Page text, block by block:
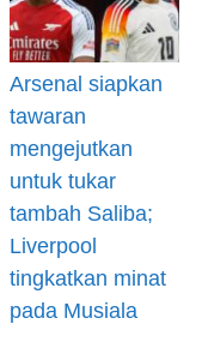
Arsenal siapkan
tawaran
mengejutkan
untuk tukar
tambah Saliba;
Liverpool
tingkatkan minat
pada Musiala